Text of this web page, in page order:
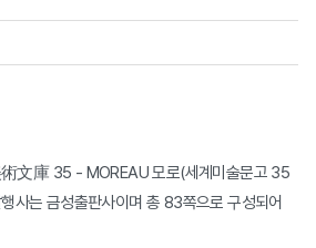
文庫 35 - MOREAU 모로(세계미술문고 35
사는 금성출판사이며 총 83쪽으로 구성되어